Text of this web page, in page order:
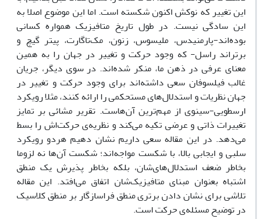
این تغییر که نوکش اکنون شکسته است. اما این موضوع اصلا به
این سادگی نیست. در طول تاریخ متافیزیک همواره کسانی
بوده‌اند-پارمنیدس، ملیسوس، زنون، مک‌تاگارت، پیتر گیچ و
برتراند راسل- که وجود حرکت و تغییر در جهان را به همین
معنای عرفی در ذهن ما، منکر شده‌اند. در سوی دیگر، جریان
غالب فیلسوفان سعی داشته‌اند برای وجود حرکت و تغییر در
جهان نظریات و استدلال‌های مستحکمی را ارائه کنند، مثلا رویکرد
ارسطویی-سینوی از مهم‌ترین آن‌هاست. تقریر مشائی بر تمایز
تغییرات ذاتی و عرضی تکیه می‌کند و نظریه‌ی حرکت‌اش را بسط
می‌دهد. در این مقاله سعی داریم نشان دهیم هردو رویکرد
سلبی و ایجابی بالا، با شکست مواجه‌اند؛ شکست آن‌ها نه لزوما
بخاطر ضعف استدلال‌های‌شان، بلکه بخاطر پذیرش یک منطق
اشتباه بعنوان مبنای متافیزیک‌شان اتفاق می‌افتد. این مقاله
تلاشی برای نشان دادن برتری منطق فراسازگار بر منطق کلاسیک
در توضیح مسئله‌ی حرکت است.